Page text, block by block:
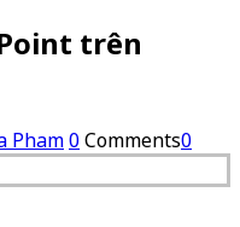
trên
Pham0Comments0